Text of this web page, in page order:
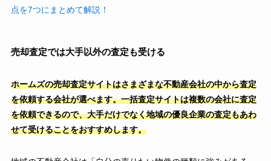
点を7つにまとめて解説！
売却査定では大手以外の査定も受ける
ホームズの売却査定サイトはさまざまな不動産会社の中から査定
を依頼する会社が選べます。一括査定サイトは複数の会社に査定
を依頼できるので、大手だけでなく地域の優良企業の査定もあわ
せて受けることをおすすめします。